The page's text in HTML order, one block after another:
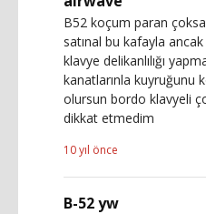
B52 koçum paran
satınal bu kafayla
klavye delikanlılığı
kanatlarınla kuyruğunu
olursun bordo klavyeli
dikkat etmedim
10 yıl önce
B-52 yw